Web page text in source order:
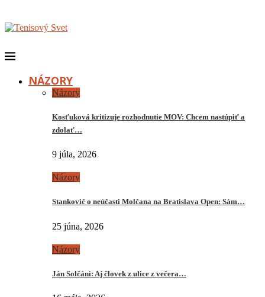
NÁZORY
Názory
Kosťuková kritizuje rozhodnutie MOV: Chcem nastúpiť a
zdolať…
9 júla, 2026
Názory
Stankovič o neúčasti Molčana na Bratislava Open: Sám…
25 júna, 2026
Názory
Ján Solčáni: Aj človek z ulice z večera…